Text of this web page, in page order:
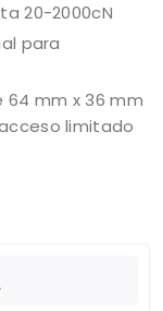
20-2000cN
para
mm x 36 mm
limitado